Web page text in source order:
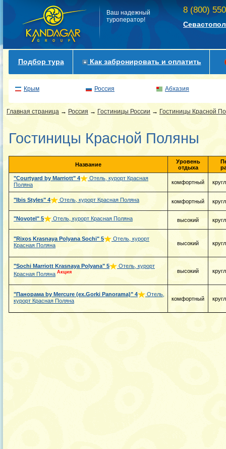
Ваш надежный
туроператор!
8 (800)
Подбор тура Как забронировать и оплатить
Крым Россия Абхазия
Главная страница → Россия → Гостиницы России → Гостиницы Красной
Гостиницы Красной Поляны
Название
Уровень
отдыха
"Courtyard by Marriott" 4
Отель, курорт Красная
Поляна
комфортный
"Ibis Styles" 4 Отель, курорт Красная Поляна комфортный
"Novotel" 5 Отель, курорт Красная Поляна высокий
"Rixos Krasnaya Polyana Sochi" 5
Отель, курорт
Красная Поляна
высокий
"Sochi Marriott Krasnaya Polyana" 5
Отель, курорт
Красная Поляна Акция высокий
"Панорама by Mercure (ex.Gorki Panorama)" 4
Отель,
курорт Красная Поляна
комфортный